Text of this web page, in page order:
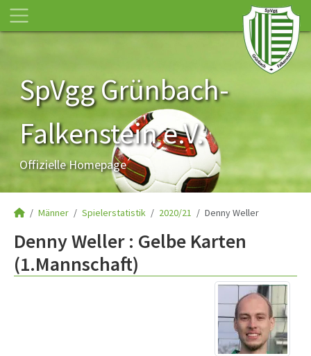
SpVgg Grünbach-
Falkenstein e.V.
Offizielle Homepage
Männer Spielerstatistik 2020/21 Denny Weller
Denny Weller : Gelbe Karten
(1.Mannschaft)